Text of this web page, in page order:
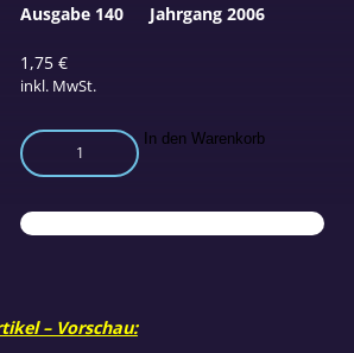
1,75€
inkl. MwSt.
Balance
für
Familiensystem
Menge
In den Warenkorb
Ausgabe 140 Jahrgang 2006
– Vorschau: